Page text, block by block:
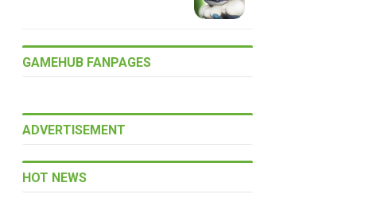
GAMEHUB FANPAGES
ADVERTISEMENT
HOT NEWS